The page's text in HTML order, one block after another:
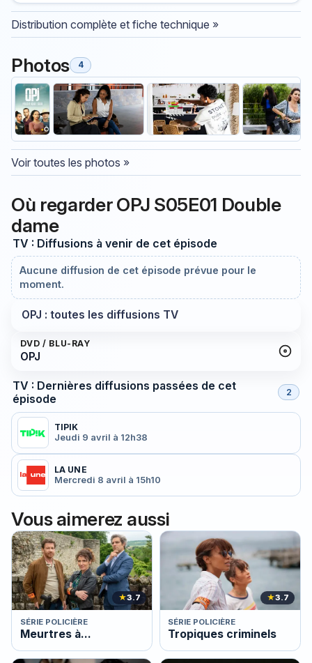
Distribution complète et fiche technique »
Photos 4
Voir toutes les photos »
Où regarder OPJ S05E01 Double
dame
TV : Diffusions à venir de cet épisode
Aucune diffusion de cet épisode prévue pour le
moment.
OPJ : toutes les diffusions TV
DVD / BLU-RAY
OPJ
TV : Dernières diffusions passées de cet
épisode
2
TIPIK
Jeudi 9 avril à 12h38
LA UNE
Mercredi 8 avril à 15h10
Vous aimerez aussi
★3.7
SÉRIE POLICIÈRE
Meurtres à...
★3.7
SÉRIE POLICIÈRE
Tropiques criminels